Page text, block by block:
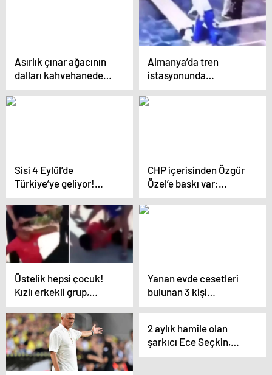
Ağustos’ta mühürledik
Asırlık çınar ağacının
dalları kahvehanede
oturanların üzerine
düştü: 9 yaralı
Almanya’da tren
istasyonunda
düzenlenen silahlı
saldırıya ait görüntüler
Sisi 4 Eylül’de
Türkiye’ye geliyor!
Dosyasında tek bir
konu başlığı var
CHP içerisinden Özgür
Özel’e baskı var:
Çözüm için Erdoğan’la
görüş, durum çok kötü
Üstelik hepsi çocuk!
Kızlı erkekli grup,
aralarına aldıkları kişiyi
bayıltana kadar dövdü
Yanan evde cesetleri
bulunan 3 kişi
bıçaklanarak
2 aylık hamile olan
şarkıcı Ece Seçkin,
bebeğini kaybetti